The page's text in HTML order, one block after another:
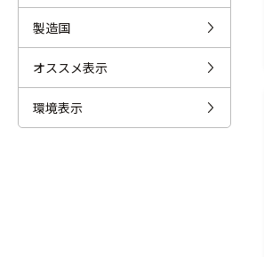
製造国
オススメ表示
環境表示